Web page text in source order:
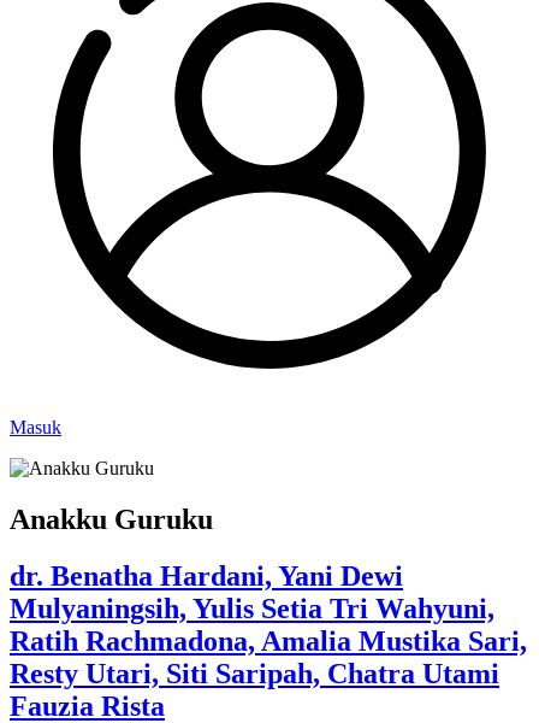
Masuk
Anakku Guruku
dr. Benatha Hardani, Yani Dewi
Mulyaningsih, Yulis Setia Tri Wahyuni,
Ratih Rachmadona, Amalia Mustika Sari,
Resty Utari, Siti Saripah, Chatra Utami
Fauzia Rista